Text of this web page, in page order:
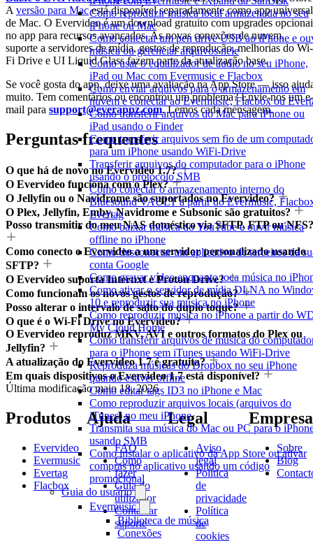
Como reproduzir musica local armazenada no seu
iPhone ou Mac
Como conectar um pen drive USB ao iPhone e
música ou gerenciar arquivos nele
Como usar o equalizador de áudio no seu iPhone,
iPad ou Mac com Evermusic e Flacbox
Como enviar arquivos para o armazenamento em
nuvem e conectar ao Evermusic, Flacbox ou
Como transferir arquivos do Mac para iPhone ou
iPad usando o Finder
Como transferir arquivos sem fio de um
para um iPhone usando WiFi-Drive
Transferir arquivos do computador para o iPhone
usando o protocolo SMB
Como conectar o armazenamento interno do
Bluesound VAULT a partir do Evermusic,
Evertag
Como baixar música do YouTube e ouvir música
offline no iPhone
Como desconectar um aplicativo de terceiros da
conta Google
Como gravar vídeo enquanto toca música no
Como ativar o servidor de mídia DLNA no
10 e reproduzir sua música no iPhone
Como reproduzir música no iPhone a partir do
My Cloud Home
Como transferir arquivos de música do
para o iPhone sem iTunes usando WiFi-Drive
Reproduza músicas do Dropbox no seu iPhone
quando estiver offline
Como editar tags ID3 no iPhone e Mac
Como reproduzir arquivos locais (arquivos do
iTunes) no meu iPhone
Transmita sua música do Mac ou PC para o
usando SMB
Como instalar o aplicativo da App Store ou ativar
compras no aplicativo usando um código
promocional
Guia do usuário
Evermusic
Biblioteca de música
Conexões
A versão para Macestá disponível separadamente como app universal
de Mac. O Evervideo é um download gratuito com upgrades
no app para recursos avançados. As novas conexões de nuvem,
suporte a servidores de mídia, gestos de reprodução, melhorias do Wi-
Fi Drive e UI Liquid Glass fazem parte da atualização base.
Se você gosta do app, deixe uma avaliação na App Store — isso
muito. Tem comentários ou encontrou um problema? Envie-nos um e-
mail para support@everappz.com. Lemos cada mensagem.
Perguntas frequentes
O que há de novo no Evervideo 1.7?
O Evervideo funciona com o Plex?
O Jellyfin ou o Navidrome são suportados no Evervideo?
O Plex, Jellyfin, Emby, Navidrome e Subsonic são gratuitos?
Posso transmitir do meu NAS doméstico via SFTP, FTP ou NFS?
Como conecto o Evervideo a um servidor personalizado usando
SFTP?
O Evervideo suporta Internxt e Proton Drive?
Como funcionam os novos gestos de reprodução?
Posso alterar o intervalo de salto do duplo toque?
O que é o Wi-Fi Drive no Evervideo?
O Evervideo reproduz MKV, AVI e outros formatos do Plex ou
Jellyfin?
A atualização do Evervideo 1.7 é gratuita?
Em quais dispositivos o Evervideo 1.7 está disponível?
Última modificaçãomaio 18, 2026
Produtos
Evervideo
Evermusic
Evertag
Flacbox
Ajuda
FAQ
Como
fazer
Guia do
utilizador
Contactar
suporte
Legal
Aviso
legal
Política
de
privacidade
Política
de
cookies
Empresa
Sobre
Blog